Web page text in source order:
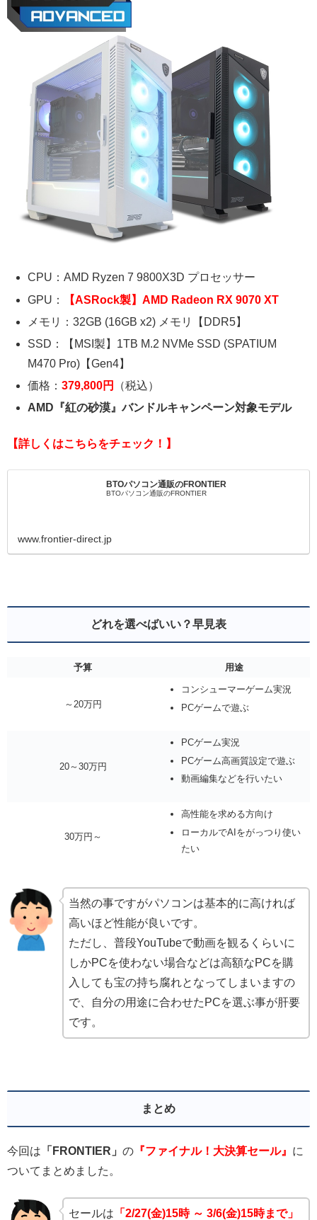
CPU：AMD Ryzen 7 9800X3D プロセッサー
GPU：
【ASRock製】AMD Radeon RX 9070 XT
メモリ：32GB (16GB x2) メモリ【DDR5】
SSD：【MSI製】1TB M.2 NVMe SSD (SPATIUM
M470 Pro)【Gen4】
価格：379,800円
（税込）
AMD『紅の砂漠』バンドルキャンペーン対象モデル
【詳しくはこちらをチェック！】
BTOパソコン通販のFRONTIER
BTOパソコン通販のFRONTIER
www.frontier-direct.jp
どれを選べばいい？早見表
予算 用途
～20万円
コンシューマーゲーム実況
PCゲームで遊ぶ
20～30万円
PCゲーム実況
PCゲーム高画質設定で遊ぶ
動画編集などを行いたい
30万円～
高性能を求める方向け
ローカルでAIをがっつり使い
たい
当然の事ですがパソコンは基本的に高ければ
高いほど性能が良いです。
ただし、普段YouTubeで動画を観るくらいに
しかPCを使わない場合などは高額なPCを購
入しても宝の持ち腐れとなってしまいますの
で、自分の用途に合わせたPCを選ぶ事が肝要
です。
まとめ
今回は 「FRONTIER」 の 『ファイナル！大決算セール』 に
ついてまとめました。
セールは 「2/27(金)15時 ～ 3/6(金)15時まで」